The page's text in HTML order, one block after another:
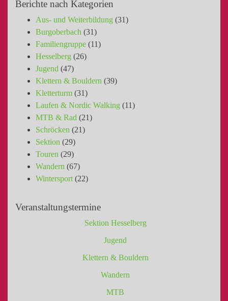
Berichte nach Kategorien
Aus- und Weiterbildung (31)
Burgoberbach (31)
Familiengruppe (11)
Hesselberg (26)
Jugend (47)
Klettern & Bouldern (39)
Kletterturm (31)
Laufen & Nordic Walking (11)
MTB & Rad (21)
Schröcken (21)
Sektion (29)
Touren (29)
Wandern (67)
Wintersport (22)
Veranstaltungstermine
Sektion Hesselberg
Jugend
Klettern & Bouldern
Wandern
MTB